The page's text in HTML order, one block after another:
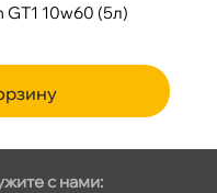
GT1 10w60 (5л)
с нами: